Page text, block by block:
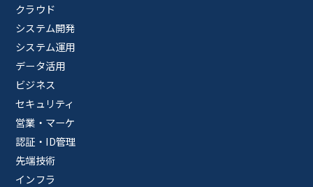
クラウド
システム開発
システム運用
データ活用
ビジネス
セキュリティ
営業・マーケ
認証・ID管理
先端技術
インフラ